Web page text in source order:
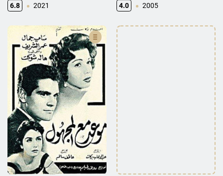
6.8 2021 4.0 2005